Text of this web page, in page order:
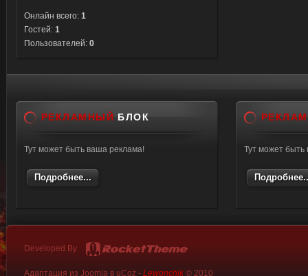
Онлайн всего: 1
Гостей: 1
Пользователей: 0
РЕКЛАМНЫЙ БЛОК
Тут может быть ваша реклама!
Подробнее...
Тут может
Developed By
Адаптация из Joomla в uCoz - Lewonchik© 2010